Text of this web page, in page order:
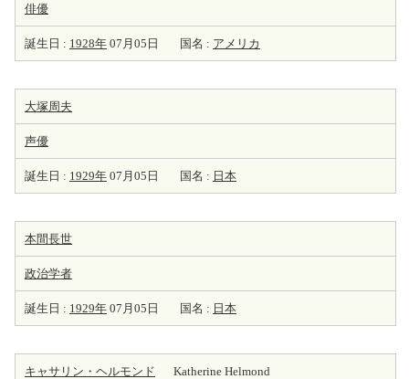
俳優
誕生日 : 1928年 07月05日 国名 : アメリカ
大塚周夫
声優
誕生日 : 1929年 07月05日 国名 : 日本
本間長世
政治学者
誕生日 : 1929年 07月05日 国名 : 日本
キャサリン・ヘルモンド Katherine Helmond